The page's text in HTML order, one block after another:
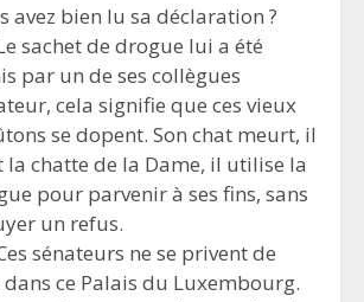
avez bien lu sa déclaration ?
sachet de drogue lui a été
par un de ses collègues
cela signifie que ces vieux
se dopent. Son chat meurt, il
la chatte de la Dame, il utilise la
pour parvenir à ses fins, sans
un refus.
sénateurs ne se privent de
ce Palais du Luxembourg.